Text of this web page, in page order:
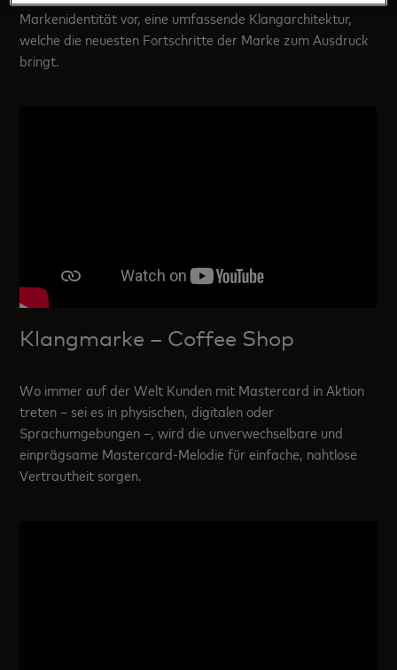
Markenidentität vor, eine umfassende Klangarchitektur,
welche die neuesten Fortschritte der Marke zum Ausdruck
bringt.
Klangmarke – Coffee Shop
Wo immer auf der Welt Kunden mit Mastercard in Aktion
treten – sei es in physischen, digitalen oder
Sprachumgebungen –, wird die unverwechselbare und
einprägsame Mastercard-Melodie für einfache, nahtlose
Vertrautheit sorgen.